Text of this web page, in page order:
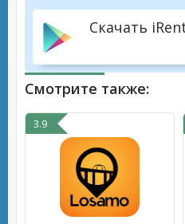
Скачать
Смотрите также:
3.9